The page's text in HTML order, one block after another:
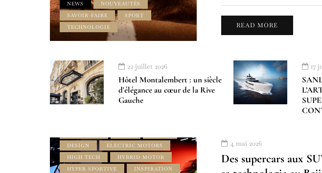
NEWS
NOUVEAUTÉS
SAVOIR-FAIRE
SPORT
TECHNOLOGIE
READ MORE
22 juillet 2026
Hôtel Montalembert : un siècle
d'élégance au cœur de la Rive
Gauche
17
DESIGN
ELECTRIC MOTORS
HIGH TECH
HYBRID MOTOR
HYPER SPORTIVE
INSPIRATION
4 mai 2026
Des supercars aux